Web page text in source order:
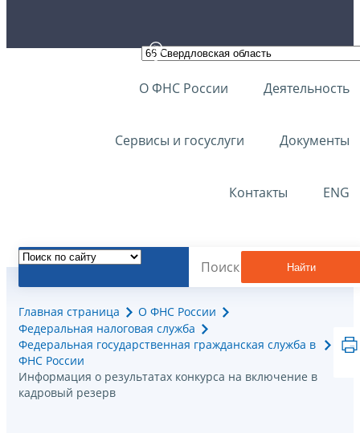
О ФНС России Деятельность
Сервисы и госуслуги Документы
Контакты ENG
Найти
Главная страница
О ФНС России
Федеральная налоговая служба
Федеральная государственная гражданская служба в
ФНС России
Информация о результатах конкурса на включение в
кадровый резерв